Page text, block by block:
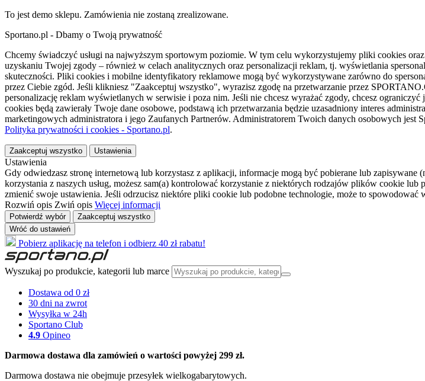
To jest demo sklepu. Zamówienia nie zostaną zrealizowane.
Sportano.pl - Dbamy o Twoją prywatność
Chcemy świadczyć usługi na najwyższym sportowym poziomie. W tym celu wykorzystujemy pliki cookies
uzyskaniu Twojej zgody – również w celach analitycznych oraz personalizacji reklam, tj. wyświetlania
skuteczności. Pliki cookies i mobilne identyfikatory reklamowe mogą być wykorzystywane zarówno do
przez Ciebie zgód. Jeśli klikniesz "Zaakceptuj wszystko", wyrazisz zgodę na przetwarzanie przez
personalizację reklam wyświetlanych w serwisie i poza nim. Jeśli nie chcesz wyrażać zgody, chcesz
cookies będą zawierały Twoje dane osobowe, podstawą ich przetwarzania będzie uzasadniony interes
marketingowych administratora i jego Zaufanych Partnerów. Administratorem Twoich danych osobowych jest
Polityka prywatności i cookies - Sportano.pl.
Zaakceptuj wszystko Ustawienia
Ustawienia
Gdy odwiedzasz stronę internetową lub korzystasz z aplikacji, informacje mogą być pobierane lub
korzystania z naszych usług, możesz sam(a) kontrolować korzystanie z niektórych rodzajów plików cookie
zmienić swoje ustawienia. Jeśli odrzucisz niektóre pliki cookie lub podobne technologie, może to
Rozwiń opis Zwiń opis Więcej informacji
Potwierdź wybór
Zaakceptuj wszystko
Wróć do ustawień
Pobierz aplikację na telefon i odbierz 40 zł rabatu!
Wyszukaj po produkcie, kategorii lub marce
Dostawa od 0 zł
30 dni na zwrot
Wysyłka w 24h
Sportano Club
4.9 Opineo
Darmowa dostawa dla zamówień o wartości powyżej 299 zł.
Darmowa dostawa nie obejmuje przesyłek wielkogabarytowych.